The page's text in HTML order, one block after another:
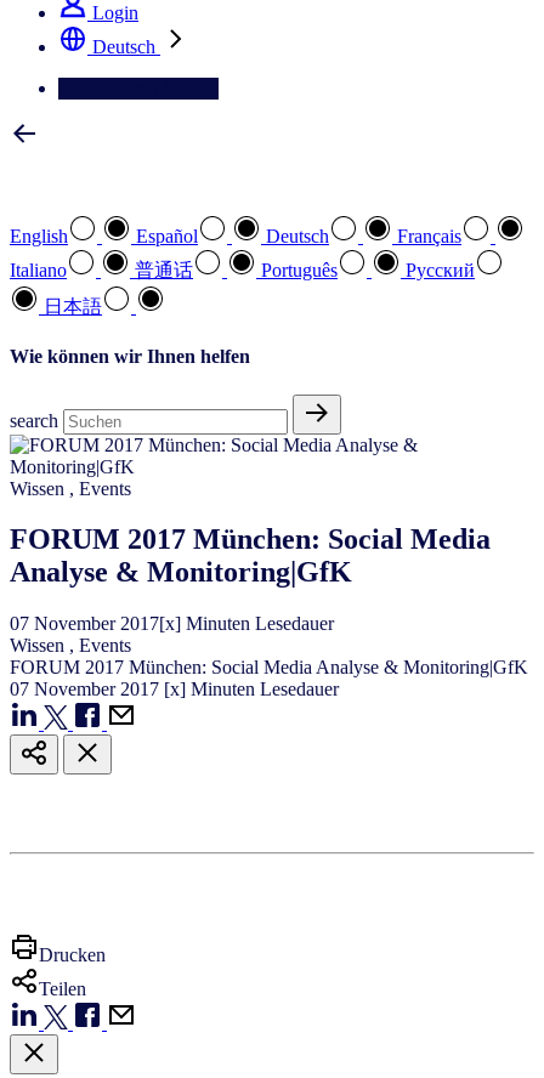
Login
Deutsch
English Español Deutsch
Français
Italiano
普通话 Português
Pусский
日本語
Wie können wir Ihnen helfen
search
Wissen , Events
FORUM 2017 München: Social Media
Analyse & Monitoring|GfK
07 November 2017[x] Minuten Lesedauer
Wissen , Events
FORUM 2017 München: Social Media Analyse & Monitoring|GfK
07 November 2017 [x] Minuten Lesedauer
Drucken
Teilen